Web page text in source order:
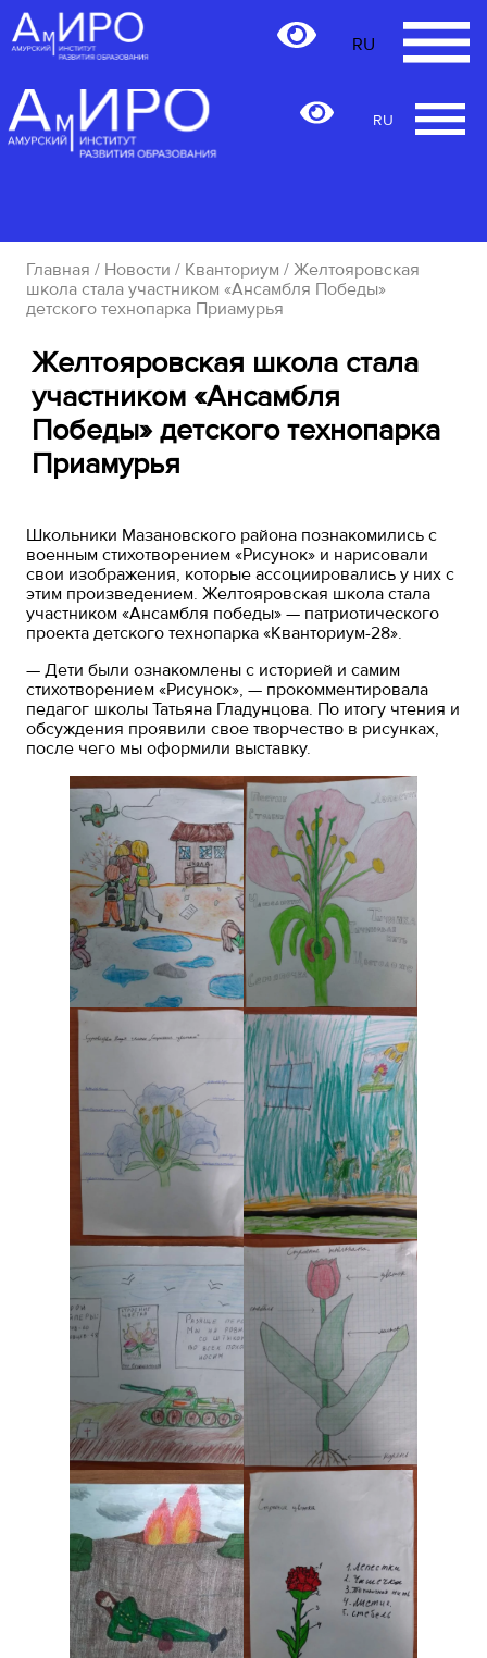
RU
RU
Главная / Новости / Кванториум / Желтояровская
школа стала участником «Ансамбля Победы»
детского технопарка Приамурья
Желтояровская школа стала
участником «Ансамбля
Победы» детского технопарка
Приамурья
Школьники Мазановского района познакомились с
военным стихотворением «Рисунок» и нарисовали
свои изображения, которые ассоциировались у них с
этим произведением. Желтояровская школа стала
участником «Ансамбля победы» — патриотического
проекта детского технопарка «Кванториум-28».
— Дети были ознакомлены с историей и самим
стихотворением «Рисунок», — прокомментировала
педагог школы Татьяна Гладунцова. По итогу чтения и
обсуждения проявили свое творчество в рисунках,
после чего мы оформили выставку.